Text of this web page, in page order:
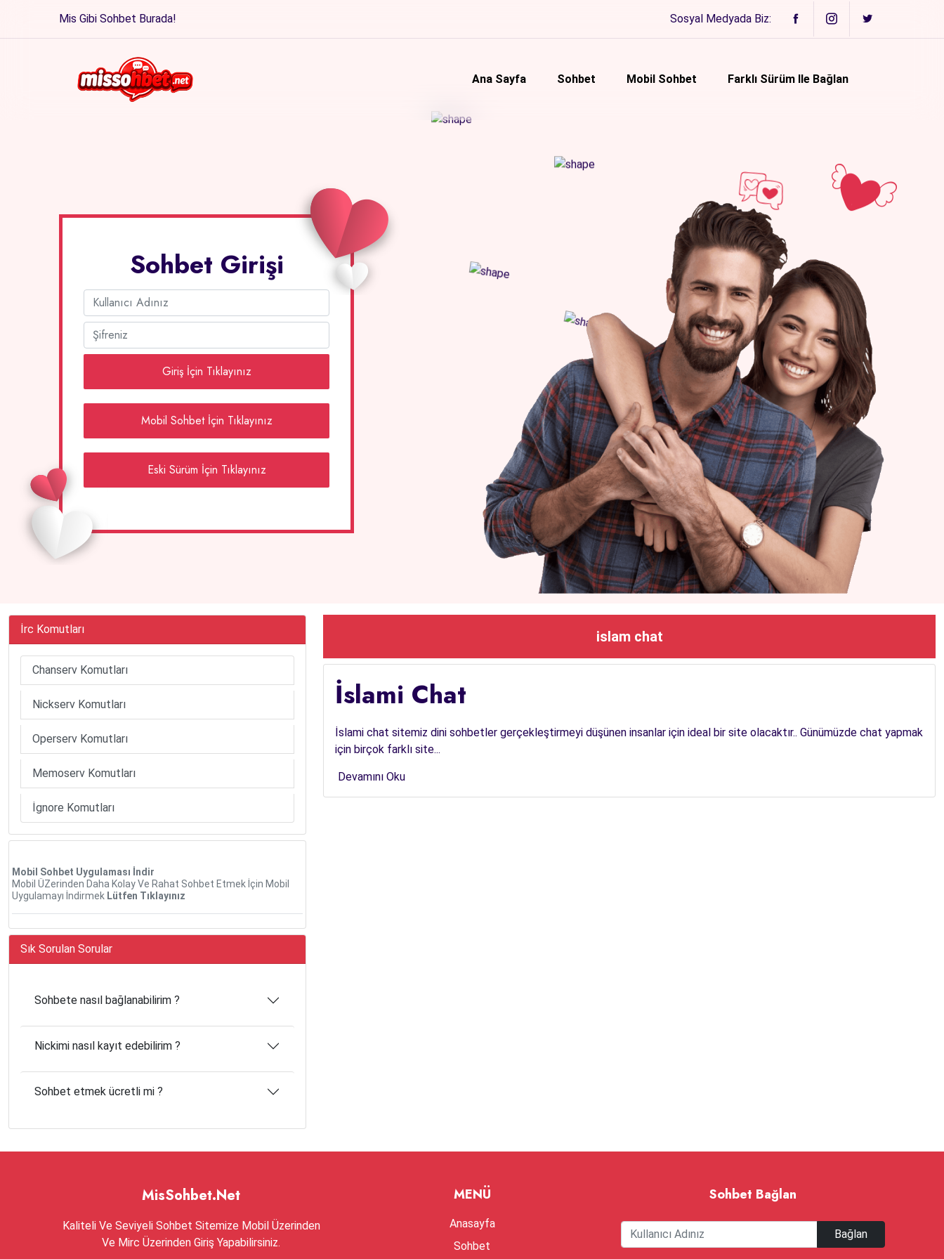
Mis Gibi Sohbet Burada! Sosyal Medyada Biz:
Ana Sayfa Sohbet Mobil Sohbet Farklı Sürüm Ile Bağlan
Sohbet Girişi
Giriş İçin Tıklayınız
Mobil Sohbet İçin Tıklayınız
Eski Sürüm İçin Tıklayınız
İrc Komutları
Chanserv Komutları
Nickserv Komutları
Operserv Komutları
Memoserv Komutları
İgnore Komutları
Mobil Sohbet Uygulaması İndir
Mobil ÜZerinden Daha Kolay Ve Rahat Sohbet Etmek İçin Mobil
Uygulamayı İndirmek Lütfen Tıklayınız
Sık Sorulan Sorular
Sohbete nasıl bağlanabilirim ?
Nickimi nasıl kayıt edebilirim ?
Sohbet etmek ücretli mi ?
islam chat
İslami Chat
İslami chat sitemiz dini sohbetler gerçekleştirmeyi düşünen insanlar için ideal bir site olacaktır.. Günümüzde chat yapmak
için birçok farklı site...
Devamını Oku
MisSohbet.Net
Kaliteli Ve Seviyeli Sohbet Sitemize Mobil Üzerinden
Ve Mirc Üzerinden Giriş Yapabilirsiniz.
MENÜ
Anasayfa
Sohbet
Sohbet Bağlan
Bağlan